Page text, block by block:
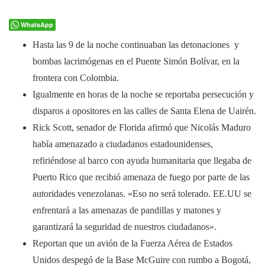
WhatsApp
Hasta las 9 de la noche continuaban las detonaciones y
bombas lacrimógenas en el Puente Simón Bolívar, en la
frontera con Colombia.
Igualmente en horas de la noche se reportaba persecución y
disparos a opositores en las calles de Santa Elena de Uairén.
Rick Scott, senador de Florida afirmó que Nicolás Maduro
había amenazado a ciudadanos estadounidenses,
refiriéndose al barco con ayuda humanitaria que llegaba de
Puerto Rico que recibió amenaza de fuego por parte de las
autoridades venezolanas. «Eso no será tolerado. EE.UU se
enfrentará a las amenazas de pandillas y matones y
garantizará la seguridad de nuestros ciudadanos».
Reportan que un avión de la Fuerza Aérea de Estados
Unidos despegó de la Base McGuire con rumbo a Bogotá,